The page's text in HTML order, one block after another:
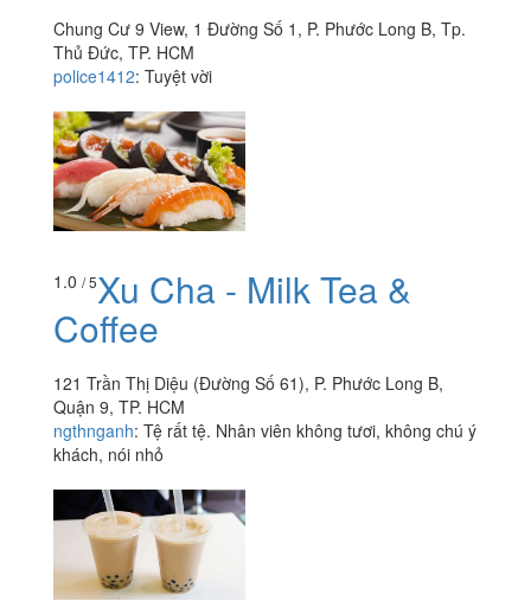
Chung Cư 9 View, 1 Đường Số 1, P. Phước Long B, Tp.
Thủ Đức, TP. HCM
police1412: Tuyệt vời
1.0 / 5Xu Cha - Milk Tea &
Coffee
121 Trần Thị Diệu (Đường Số 61), P. Phước Long B,
Quận 9, TP. HCM
ngthnganh: Tệ rất tệ. Nhân viên không tươi, không chú ý
khách, nói nhỏ